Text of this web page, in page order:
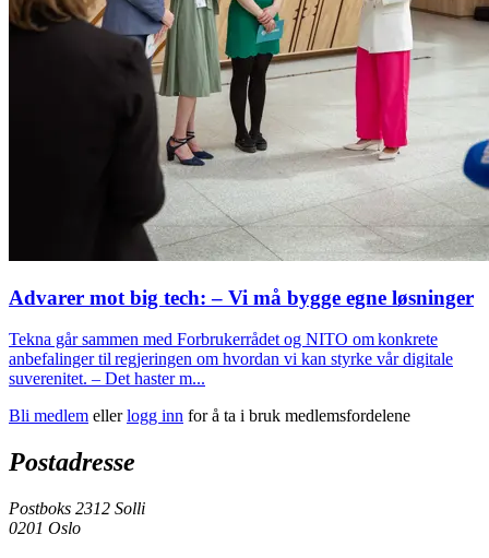
Advarer mot big tech: – Vi må bygge egne løsninger
Tekna går sammen med Forbrukerrådet og NITO om konkrete
anbefalinger til regjeringen om hvordan vi kan styrke vår digitale
suverenitet. – Det haster m...
Bli medlem ellerlogg inn for å ta i bruk medlemsfordelene
Postadresse
Postboks 2312 Solli
0201 Oslo